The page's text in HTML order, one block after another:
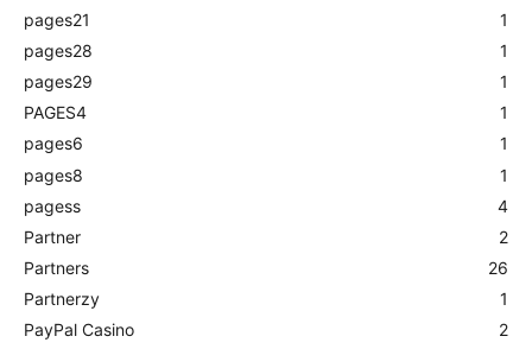
pages21
1
pages28
1
pages29
1
PAGES4
1
pages6
1
pages8
1
pagess
4
Partner
2
Partners
26
Partnerzy
1
PayPal Casino
2